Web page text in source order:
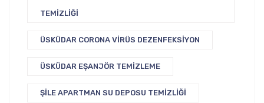
TEMIZLIĞI
ÜSKÜDAR CORONA VIRÜS DEZENFEKSIYON
ÜSKÜDAR EŞANJÖR TEMIZLEME
ŞILE APARTMAN SU DEPOSU TEMIZLIĞI